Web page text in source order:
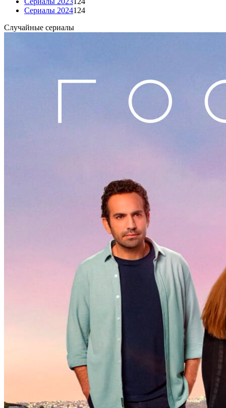
Сериалы 2024124
Случайные сериалы